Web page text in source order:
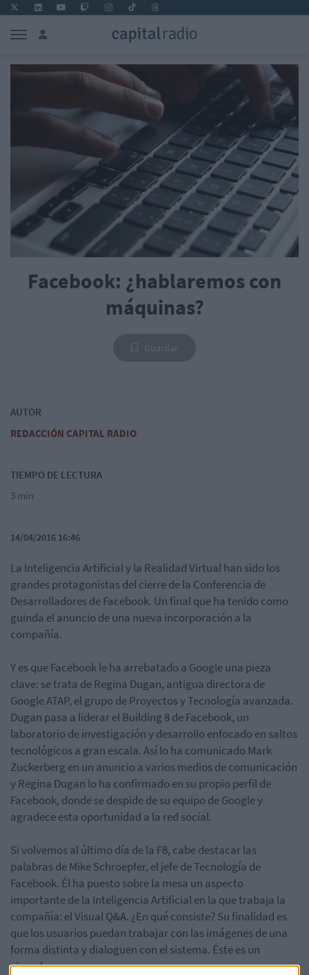
Facebook: ¿hablaremos con
máquinas?
AUTOR
REDACCIÓN CAPITAL RADIO
TIEMPO DE LECTURA
3 min
14/04/2016 16:46
La Inteligencia Artificial y la Realidad Virtual han sido los
grandes protagonistas del cierre de la Conferencia de
Desarrolladores de Facebook. Un final que ha tenido como
guinda el anuncio de una nueva incorporación a la
compañía.
Y es que Facebook le ha arrebatado a Google una pieza
clave: se trata de Regina Dugan, antigua directora de
Google ATAP, el grupo de Proyectos y Tecnología avanzada.
Dugan pasa a liderar el Building 8 de Facebook, un
laboratorio de investigación y desarrollo enfocado en saltos
tecnológicos a gran escala. Así lo ha comunicado Mark
Zuckerberg en un anuncio a varios medios de comunicación
y Regina Dugan lo ha confirmado en su propio perfil de
Facebook, donde se despide de su equipo de Google y
agradece esta oportunidad a la red social.
Si volvemos al último día de la F8, cabe destacar las
palabras de Mike Schroepfer, el jefe de Tecnología de
Facebook. Él ha puesto sobre la mesa un aspecto
importante de la Inteligencia Artificial en la que trabaja la
compañía: el Visual Q&A. ¿En qué consiste? Su finalidad es
que los usuarios puedan trabajar con las imágenes de una
forma distinta y dialoguen con el sistema. Éste es un
ejemplo: